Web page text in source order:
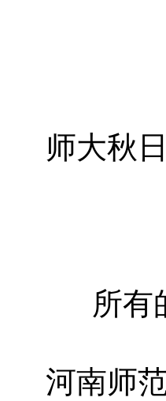
师大秋日
所有的
河南师范